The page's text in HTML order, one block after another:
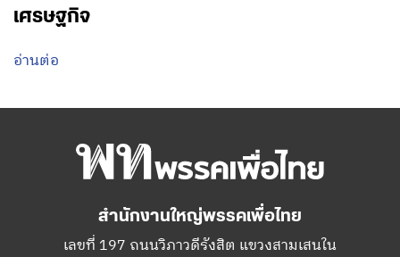
เศรษฐกิจ
อ่านต่อ
สำนักงานใหญ่พรรคเพื่อไทย
เลขที่ 197 ถนนวิภาวดีรังสิต แขวงสามเสนใน